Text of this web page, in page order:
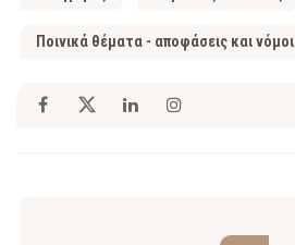
Ποινικά θέματα - αποφάσεις και νόμοι